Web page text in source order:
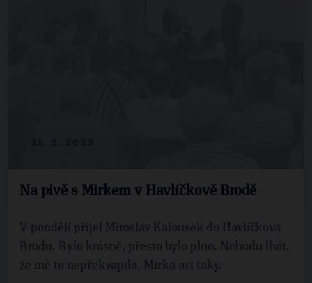
Na pivě s Mirkem v Havlíčkově Brodě
V pondělí přijel Miroslav Kalousek do Havlíčkova
Brodu. Bylo krásně, přesto bylo plno. Nebudu lhát,
že mě to nepřekvapilo. Mirka asi taky.